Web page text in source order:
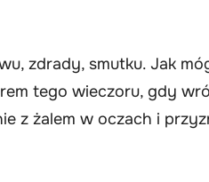
zdrady, smutku. Jak
tego wieczoru, gdy
z żalem w oczach i